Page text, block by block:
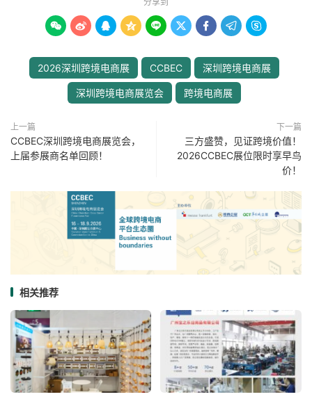
        
2026深圳跨境电商展 CCBEC 深圳跨境电商展
深圳跨境电商展览会 跨境电商展
上一篇
CCBEC深圳跨境电商展览会，
上届参展商名单回顾！
下一篇
三方盛赞，见证跨境价值！
2026CCBEC展位限时享早鸟
价！
相关推荐